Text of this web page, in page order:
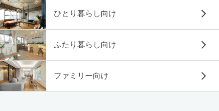
ひとり暮らし向け
ふたり暮らし向け
ファミリー向け